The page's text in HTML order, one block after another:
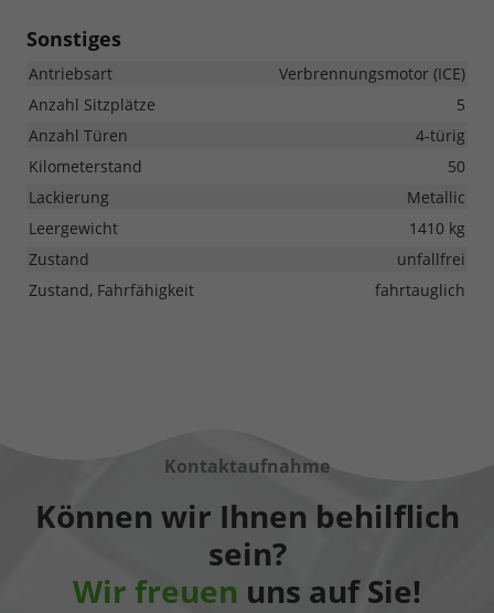
Sonstiges
Antriebsart
Verbrennungsmotor (ICE)
Anzahl Sitzplätze
5
Anzahl Türen
4-türig
Kilometerstand
50
Lackierung
Metallic
Leergewicht
1410 kg
Zustand
unfallfrei
Zustand, Fahrfähigkeit
fahrtauglich
Kontaktaufnahme
Können wir Ihnen behilflich
sein?
Wir freuen uns auf Sie!